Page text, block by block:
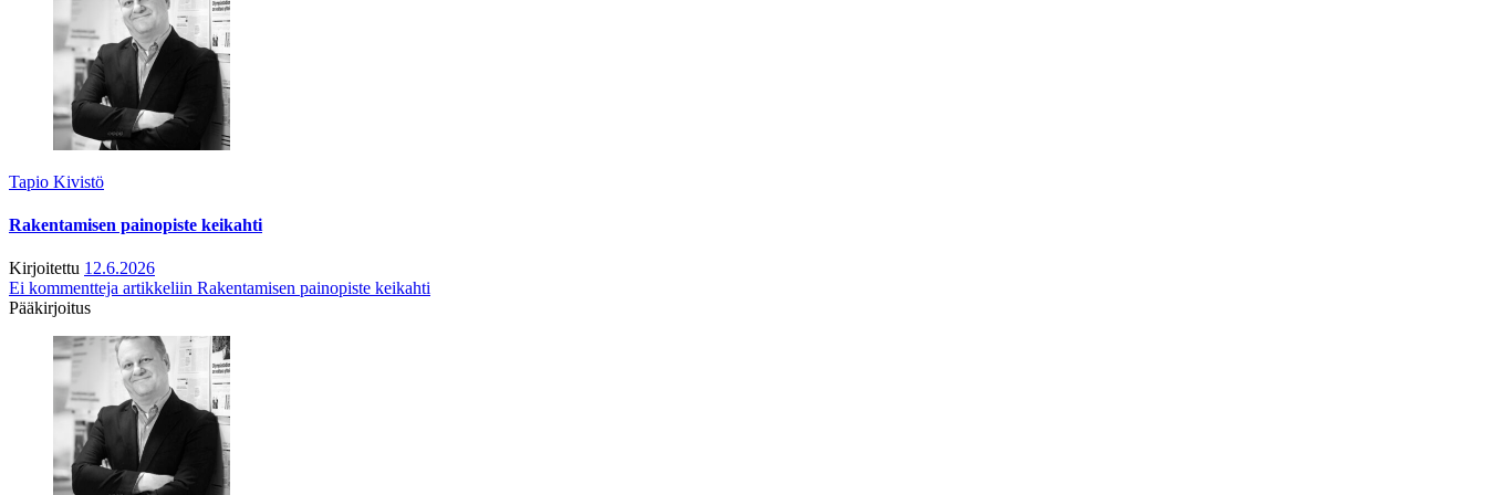
Tapio Kivistö
Rakentamisen painopiste keikahti
Kirjoitettu 12.6.2026
Ei kommentteja artikkeliin Rakentamisen painopiste keikahti
Pääkirjoitus